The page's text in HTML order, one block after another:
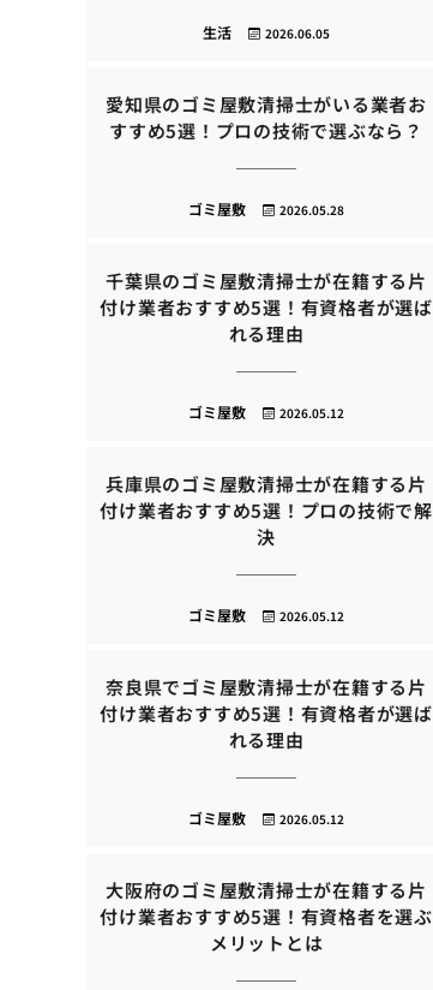
2026.06.05
生活
愛知県のゴミ屋敷清掃士がいる業者お
すすめ5選！プロの技術で選ぶなら？
2026.05.28
ゴミ屋敷
千葉県のゴミ屋敷清掃士が在籍する片
付け業者おすすめ5選！有資格者が選ば
れる理由
2026.05.12
ゴミ屋敷
兵庫県のゴミ屋敷清掃士が在籍する片
付け業者おすすめ5選！プロの技術で解
決
2026.05.12
ゴミ屋敷
奈良県でゴミ屋敷清掃士が在籍する片
付け業者おすすめ5選！有資格者が選ば
れる理由
2026.05.12
ゴミ屋敷
大阪府のゴミ屋敷清掃士が在籍する片
付け業者おすすめ5選！有資格者を選ぶ
メリットとは